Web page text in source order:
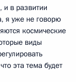
в развитии
я уже не говорю
космические
виды
эта тема будет